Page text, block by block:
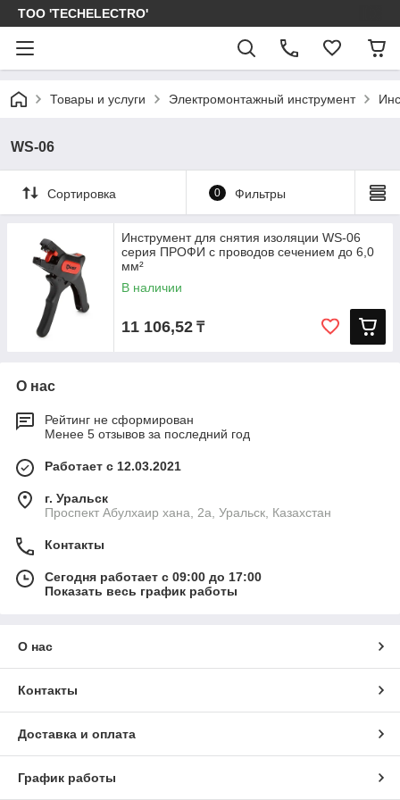
ТОО 'TECHELECTRO'
Товары и услуги Электромонтажный инструмент
WS-06
Сортировка 0 Фильтры
Инструмент для снятия изоляции WS-06
серия ПРОФИ с проводов сечением до 6,0
мм²
В наличии
11 106,52 ₸
О нас
Рейтинг не сформирован
Менее 5 отзывов за последний год
Работает с 12.03.2021
г. Уральск
Проспект Абулхаир хана, 2а, Уральск, Казахстан
Контакты
Сегодня работает с 09:00 до 17:00
Показать весь график работы
О нас
Контакты
Доставка и оплата
График работы